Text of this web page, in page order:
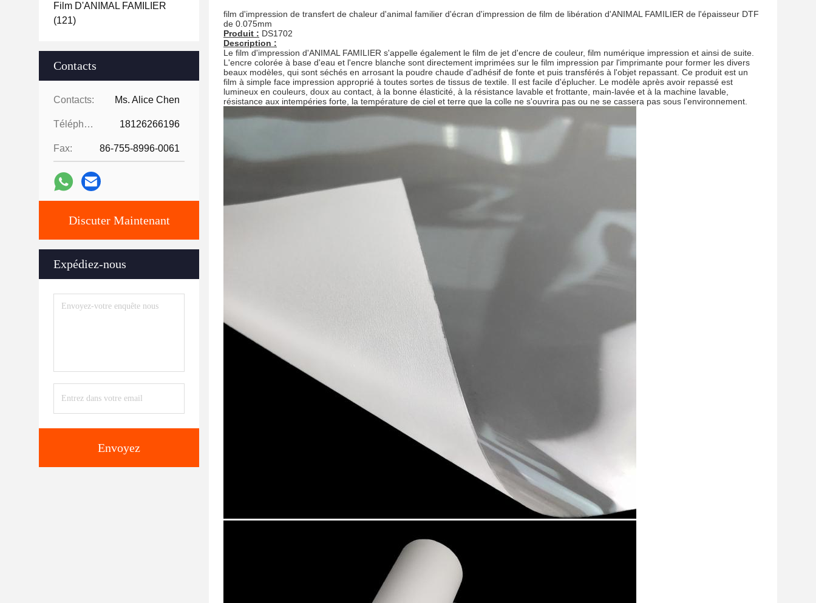
Film D'ANIMAL FAMILIER
(121)
Contacts
Contacts: Ms. Alice Chen
Téléphone: 18126266196
Fax: 86-755-8996-0061
Discuter Maintenant
Expédiez-nous
Envoyez
film d'impression de transfert de chaleur d'animal familier d'écran d'impression de film de libération d'ANIMAL FAMILIER de l'épaisseur DTF
de 0.075mm
Produit : DS1702
Description :
Le film d'impression d'ANIMAL FAMILIER s'appelle également le film de jet d'encre de couleur, film numérique impression et ainsi de suite.
L'encre colorée à base d'eau et l'encre blanche sont directement imprimées sur le film impression par l'imprimante pour former les divers
beaux modèles, qui sont séchés en arrosant la poudre chaude d'adhésif de fonte et puis transférés à l'objet repassant. Ce produit est un
film à simple face impression approprié à toutes sortes de tissus de textile. Il est facile d'éplucher. Le modèle après avoir repassé est
lumineux en couleurs, doux au contact, à la bonne élasticité, à la résistance lavable et frottante, main-lavée et à la machine lavable,
résistance aux intempéries forte, la température de ciel et terre que la colle ne s'ouvrira pas ou ne se cassera pas sous l'environnement.